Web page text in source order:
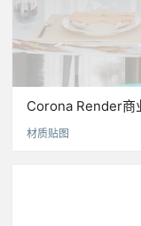
Corona Render商
图)
材质贴图